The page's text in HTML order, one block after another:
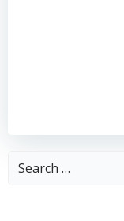
Search